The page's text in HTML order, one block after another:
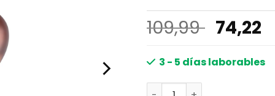
109,99 El
precio
original
74,22
3 - 5 días laborables
Lámpara de mesa